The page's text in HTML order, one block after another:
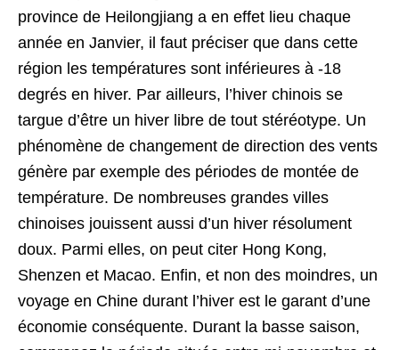
province de Heilongjiang a en effet lieu chaque
année en Janvier, il faut préciser que dans cette
région les températures sont inférieures à -18
degrés en hiver. Par ailleurs, l’hiver chinois se
targue d’être un hiver libre de tout stéréotype. Un
phénomène de changement de direction des vents
génère par exemple des périodes de montée de
température. De nombreuses grandes villes
chinoises jouissent aussi d’un hiver résolument
doux. Parmi elles, on peut citer Hong Kong,
Shenzen et Macao. Enfin, et non des moindres, un
voyage en Chine durant l’hiver est le garant d’une
économie conséquente. Durant la basse saison,